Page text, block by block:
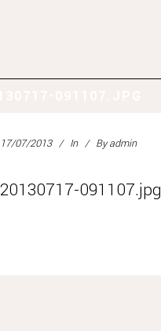
17/07/2013 In By admin
20130717-091107.jpg